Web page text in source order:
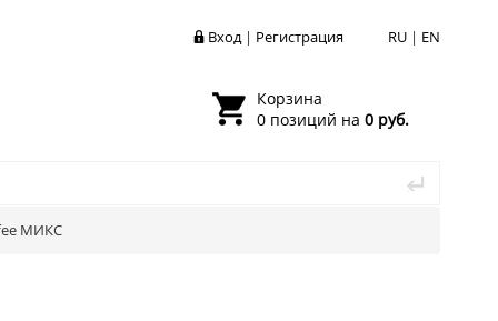
RU | EN
Вход| Регистрация
Корзина
0 позиций на 0 руб.
МИКС